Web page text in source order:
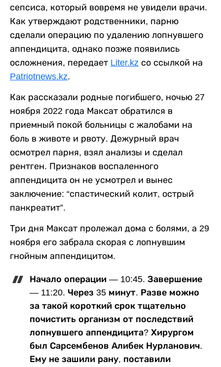
сепсиса, который вовремя не увидели врачи.
Как утверждают родственники, парню
сделали операцию по удалению лопнувшего
аппендицита, однако позже появились
осложнения, передает Liter.kz со ссылкой на
Patriotnews.kz.
Как рассказали родные погибшего, ночью 27
ноября 2022 года Максат обратился в
приемный покой больницы с жалобами на
боль в животе и рвоту. Дежурный врач
осмотрел парня, взял анализы и сделал
рентген. Признаков воспаленного
аппендицита он не усмотрел и вынес
заключение: “спастический колит, острый
панкреатит”.
Три дня Максат пролежал дома с болями, а 29
ноября его забрала скорая с лопнувшим
гнойным аппендицитом.
Начало операции — 10:45. Завершение
— 11:20. Через 35 минут. Разве можно
за такой короткий срок тщательно
почистить организм от последствий
лопнувшего аппендицита? Хирургом
был Сарсембенов Алибек Нурланович.
Ему не зашили рану, поставили